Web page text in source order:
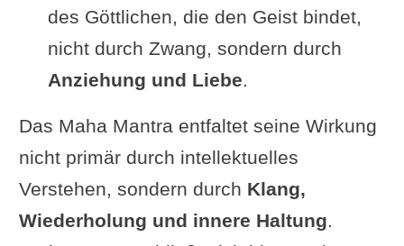
des Göttlichen, die den Geist bindet,
nicht durch Zwang, sondern durch
Anziehung und Liebe.
Das Maha Mantra entfaltet seine Wirkung
nicht primär durch intellektuelles
Verstehen, sondern durch Klang,
Wiederholung und innere Haltung.